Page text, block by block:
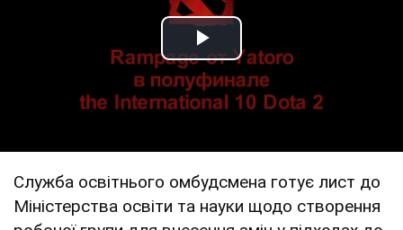
Play Video
Служба освітнього омбудсмена готує лист до
Міністерства освіти та науки щодо створення